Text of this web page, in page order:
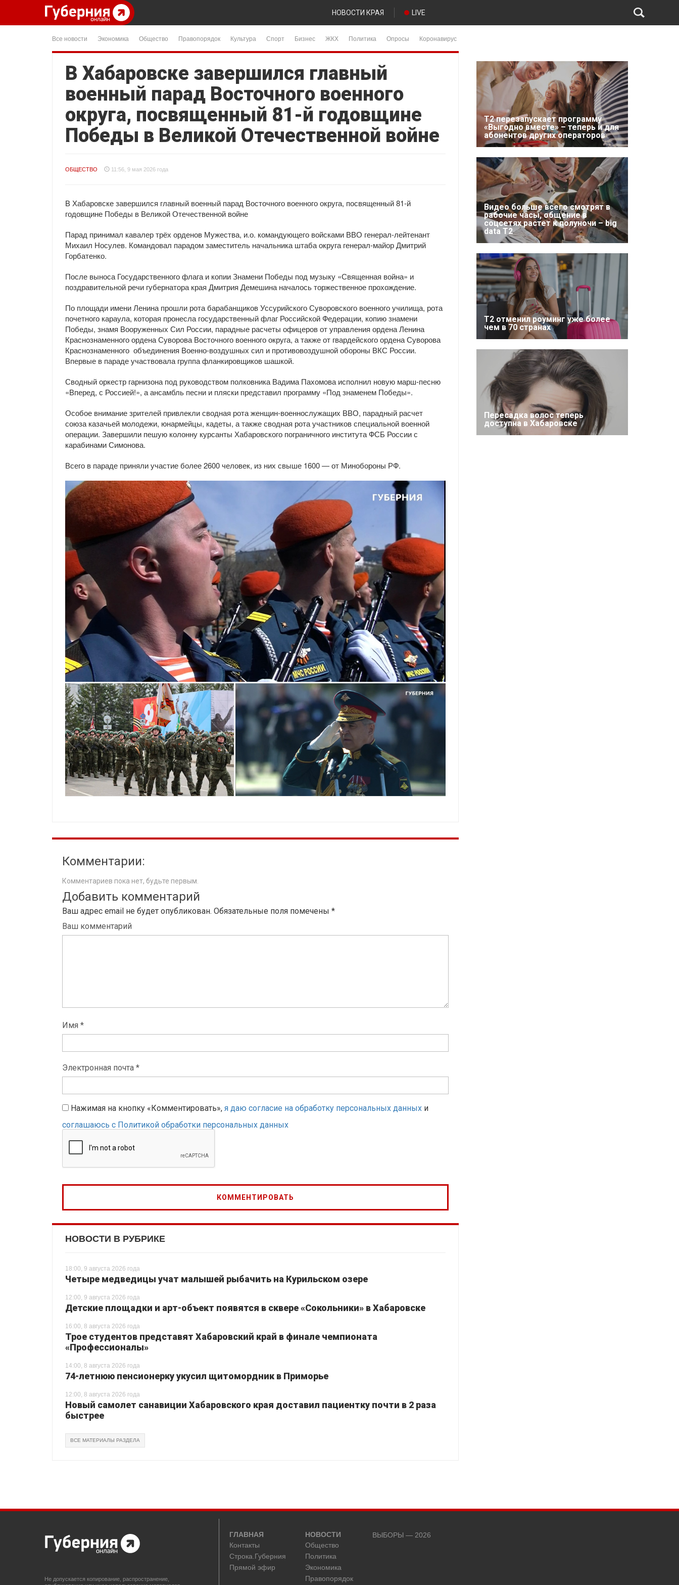
НОВОСТИ КРАЯ LIVE
Все новости Экономика Общество Правопорядок Культура Спорт Бизнес ЖКХ Политика Опросы Коронавирус
В Хабаровске завершился главный
военный парад Восточного военного
округа, посвященный 81-й годовщине
Победы в Великой Отечественной войне
ОБЩЕСТВО 11:56, 9 мая 2026 года
В Хабаровске завершился главный военный парад Восточного военного округа, посвященный 81-й
годовщине Победы в Великой Отечественной войне
Парад принимал кавалер трёх орденов Мужества, и.о. командующего войсками ВВО генерал-лейтенант
Михаил Носулев. Командовал парадом заместитель начальника штаба округа генерал-майор Дмитрий
Горбатенко.
После выноса Государственного флага и копии Знамени Победы под музыку «Священная война» и
поздравительной речи губернатора края Дмитрия Демешина началось торжественное прохождение.
По площади имени Ленина прошли рота барабанщиков Уссурийского Суворовского военного училища, рота
почетного караула, которая пронесла государственный флаг Российской Федерации, копию знамени
Победы, знамя Вооруженных Сил России, парадные расчеты офицеров от управления ордена Ленина
Краснознаменного ордена Суворова Восточного военного округа, а также от гвардейского ордена Суворова
Краснознаменного объединения Военно-воздушных сил и противовоздушной обороны ВКС России.
Впервые в параде участвовала группа фланкировщиков шашкой.
Сводный оркестр гарнизона под руководством полковника Вадима Пахомова исполнил новую марш-песню
«Вперед, с Россией!», а ансамбль песни и пляски представил программу «Под знаменем Победы».
Особое внимание зрителей привлекли сводная рота женщин-военнослужащих ВВО, парадный расчет
союза казачьей молодежи, юнармейцы, кадеты, а также сводная рота участников специальной военной
операции. Завершили пешую колонну курсанты Хабаровского пограничного института ФСБ России с
карабинами Симонова.
Всего в параде приняли участие более 2600 человек, из них свыше 1600 — от Минобороны РФ.
Комментарии:
Комментариев пока нет, будьте первым.
Добавить комментарий
Ваш адрес email не будет опубликован. Обязательные поля помечены *
Ваш комментарий
Имя *
Электронная почта *
Нажимая на кнопку «Комментировать», я даю согласие на обработку персональных данных и
соглашаюсь с Политикой обработки персональных данных
НОВОСТИ В РУБРИКЕ
18:00, 9 августа 2026 года
Четыре медведицы учат малышей рыбачить на Курильском озере
12:00, 9 августа 2026 года
Детские площадки и арт-объект появятся в сквере «Сокольники» в Хабаровске
16:00, 8 августа 2026 года
Трое студентов представят Хабаровский край в финале чемпионата
«Профессионалы»
14:00, 8 августа 2026 года
74-летнюю пенсионерку укусил щитомордник в Приморье
12:00, 8 августа 2026 года
Новый самолет санавиции Хабаровского края доставил пациентку почти в 2 раза
быстрее
ВСЕ МАТЕРИАЛЫ РАЗДЕЛА
Т2 перезапускает программу
«Выгодно вместе» – теперь и для
абонентов других операторов
Видео больше всего смотрят в
рабочие часы, общение в
соцсетях растет к полуночи – big
data T2
Т2 отменил роуминг уже более
чем в 70 странах
Пересадка волос теперь
доступна в Хабаровске
Не допускается копирование, распространение,
ГЛАВНАЯ
Контакты
Строка.Губерния
Прямой эфир
НОВОСТИ
Общество
Политика
Экономика
Правопорядок
ВЫБОРЫ — 2026